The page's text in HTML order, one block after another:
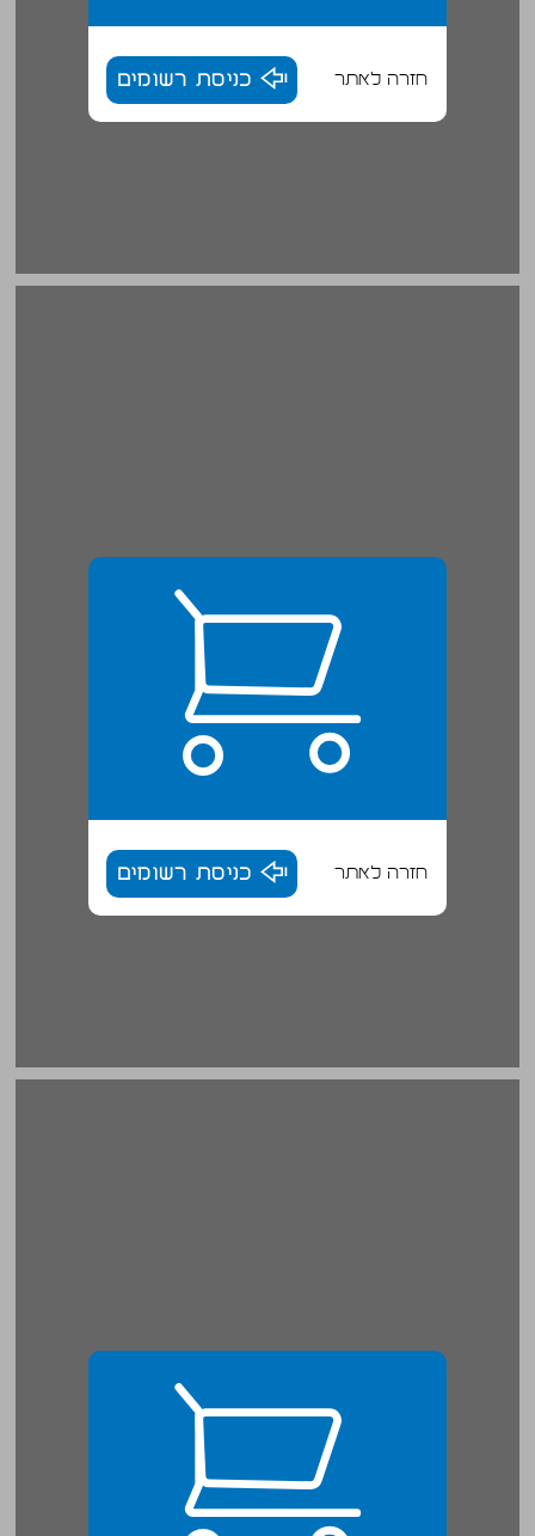
חזרה לאתר כניסת רשומים
חזרה לאתר כניסת רשומים